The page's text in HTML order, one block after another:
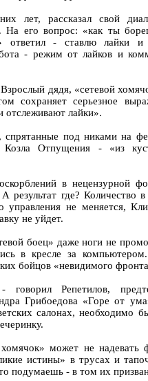
лет, рассказал свой
На его вопрос: «как ты
ответил - ставлю лайки
- режим от лайков и
дядя, «сетевой
сохраняет серьезное
отслеживают лайки».
под никами на
Козла Отпущения - «из
в нецензурной
результат где? Количество
управления не меняется,
не уйдет.
боец» даже ноги не
в кресле за
бойцов «невидимого
Репетилов,
Грибоедова «Горе от
салонах, необходимо
хомячок» может не
истины» в трусах и
подумаешь - в том их